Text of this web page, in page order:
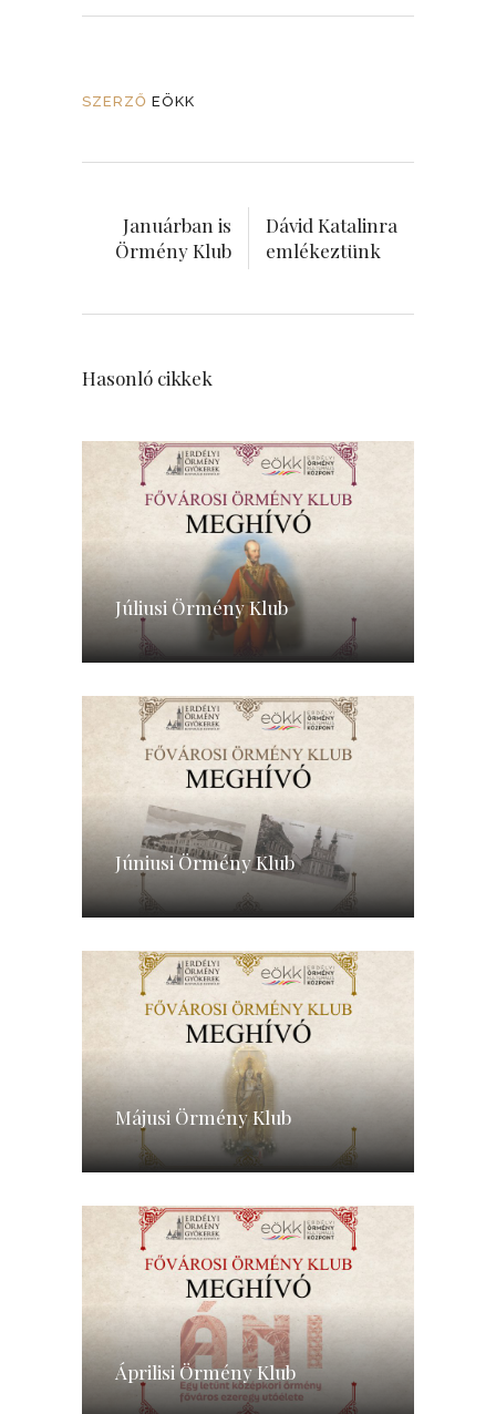
SZERZŐ EÖKK
Januárban is
Örmény Klub
Dávid Katalinra
emlékeztünk
Hasonló cikkek
Júliusi Örmény Klub
Júniusi Örmény Klub
Májusi Örmény Klub
Áprilisi Örmény Klub